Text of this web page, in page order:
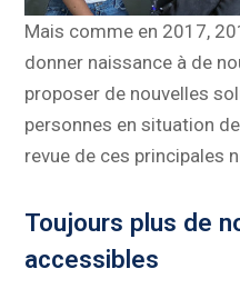
Mais comme en 2017,
donner naissance à de
proposer de nouvelles
personnes en situation
revue de ces principales
Toujours plus de
accessibles